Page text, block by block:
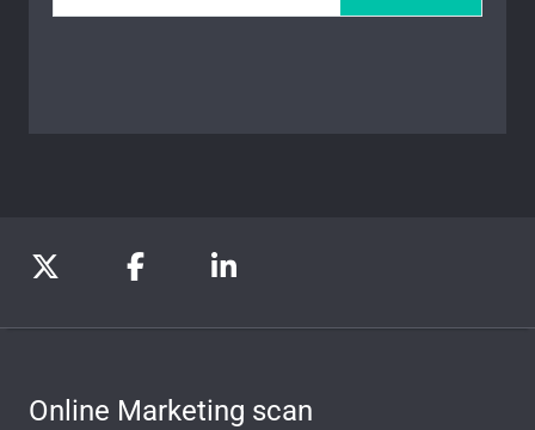
Online Marketing scan